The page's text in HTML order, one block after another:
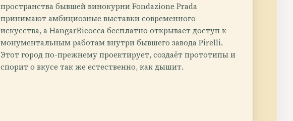
пространства бывшей винокурни Fondazione Prada
принимают амбициозные выставки современного
искусства, а HangarBicocca бесплатно открывает доступ к
монументальным работам внутри бывшего завода Pirelli.
Этот город по-прежнему проектирует, создаёт прототипы и
спорит о вкусе так же естественно, как дышит.